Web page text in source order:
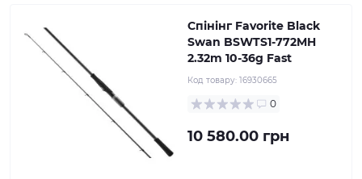
Спінінг Favorite Black
Swan BSWTS1-772MH
2.32m 10-36g Fast
Код товару: 16930665
0
10 580.00 грн